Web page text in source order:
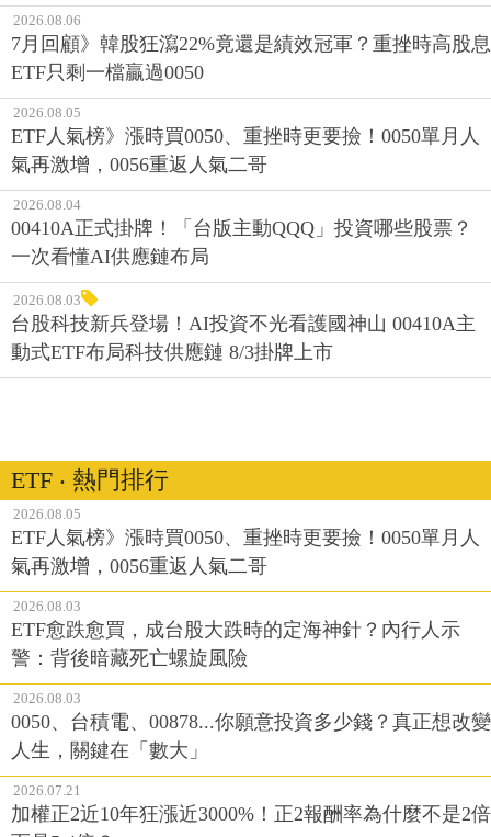
2026.08.06
7月回顧》韓股狂瀉22%竟還是績效冠軍？重挫時高股息
ETF只剩一檔贏過0050
2026.08.05
ETF人氣榜》漲時買0050、重挫時更要撿！0050單月人
氣再激增，0056重返人氣二哥
2026.08.04
00410A正式掛牌！「台版主動QQQ」投資哪些股票？
一次看懂AI供應鏈布局
2026.08.03
台股科技新兵登場！AI投資不光看護國神山 00410A主
動式ETF布局科技供應鏈 8/3掛牌上市
ETF ‧ 熱門排行
2026.08.05
ETF人氣榜》漲時買0050、重挫時更要撿！0050單月人
氣再激增，0056重返人氣二哥
2026.08.03
ETF愈跌愈買，成台股大跌時的定海神針？內行人示
警：背後暗藏死亡螺旋風險
2026.08.03
0050、台積電、00878...你願意投資多少錢？真正想改變
人生，關鍵在「數大」
2026.07.21
加權正2近10年狂漲近3000%！正2報酬率為什麼不是2倍